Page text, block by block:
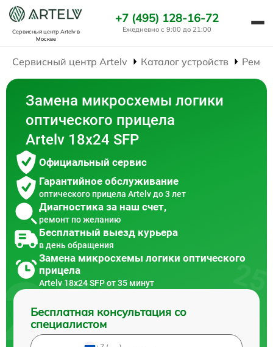
Сервисный центр Artelvв
Москве
+7 (495) 128-16-72
Ежедневно с 9:00 до 21:00
Сервисный центр Artelv Каталог устройств
Замена микросхемы логики
оптического прицела
Artelv 18x24 SFP
Официальный сервис
Гарантийное обслуживание
оптического прицела Artelv до 3 лет
Диагностика за наш счет,
ремонт по желанию
Бесплатный выезд курьера
в день обращения
Замена микросхемы логики оптического
прицела
Artelv 18x24 SFP от 35 минут
Бесплатная консультация со
специалистом